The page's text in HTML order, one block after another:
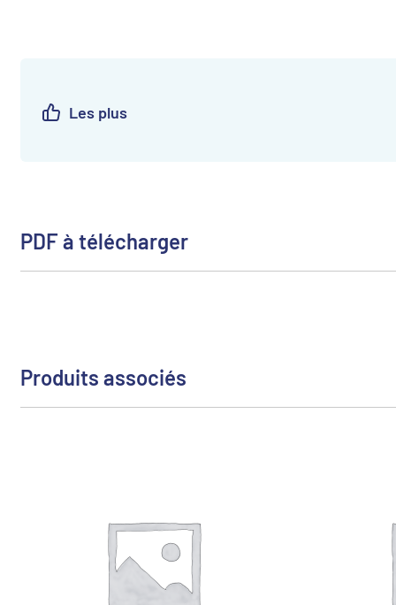
Les plus
PDF à télécharger
Produits associés